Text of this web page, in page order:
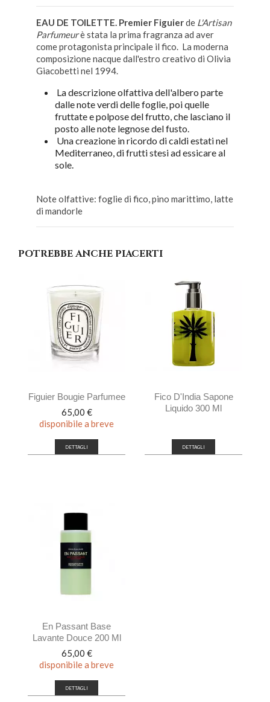
EAU DE TOILETTE. Premier Figuierde L'Artisan
Parfumeurè stata la prima fragranza ad aver
come protagonista principale il fico. La moderna
composizione nacque dall'estro creativo di Olivia
Giacobetti nel 1994.
La descrizione olfattiva dell'albero parte
dalle note verdi delle foglie, poi quelle
fruttate e polpose del frutto, che lasciano il
posto alle note legnose del fusto.
Una creazione in ricordo di caldi estati nel
Mediterraneo, di frutti stesi ad essicare al
sole.
Note olfattive: foglie di fico, pino marittimo, latte
di mandorle
POTREBBE ANCHE PIACERTI
Figuier Bougie Parfumee
Prezzo
65,00 €
disponibile a breve
DETTAGLI
Fico D'India Sapone
Liquido 300 Ml
DETTAGLI
En Passant Base
Lavante Douce 200 Ml
Prezzo
65,00 €
disponibile a breve
DETTAGLI